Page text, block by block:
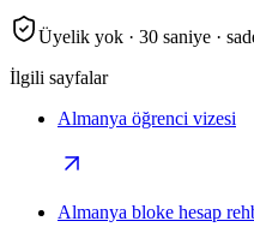
Üyelik yok · 30 saniye ·
İlgili sayfalar
Almanya öğrenci vizesi
Almanya bloke hesap